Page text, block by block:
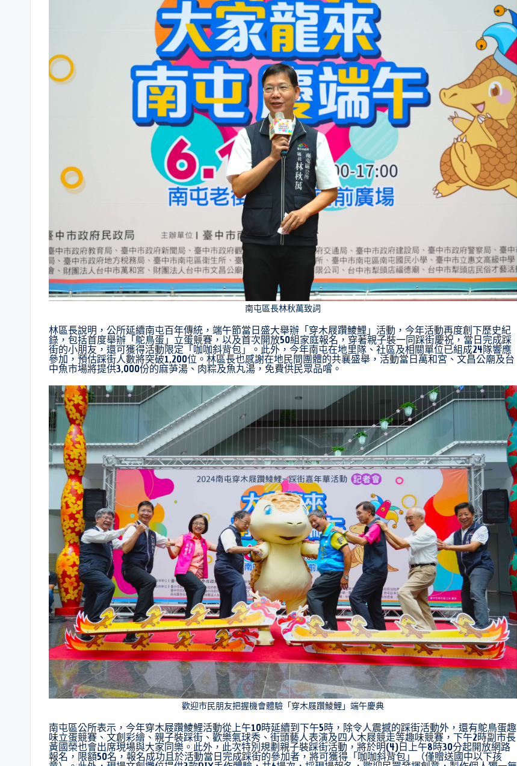
南屯區長林秋萬致詞
林區長說明，公所延續南屯百年傳統，端午節當日盛大舉辦「穿木屐躦鯪鯉」活動，今年活動再度創下歷史紀
錄，包括首度舉辦「鴕鳥蛋」立蛋競賽，以及首次開放50組家庭報名，穿著親子裝一同踩街慶祝，當日完成踩
街的小朋友，還可獲得活動限定「咖咖斜背包」。此外，今年南屯在地里隊、社區及相關單位已組成24隊響應
參加，預估踩街人數將突破1,200位。林區長也感謝在地民間團體的共襄盛舉，活動當日萬和宮、文昌公廟及台
中魚市場將提供3,000份的麻芛湯、肉粽及魚丸湯，免費供民眾品嚐。
歡迎市民朋友把握機會體驗「穿木屐躦鯪鯉」端午慶典
南屯區公所表示，今年穿木屐躦鯪鯉活動從上午10時延續到下午5時，除令人震撼的踩街活動外，還有鴕鳥蛋趣
味立蛋競賽、文創彩繪、親子裝踩街、歡樂氣球秀、街頭藝人表演及四人木屐競走等趣味競賽，下午2時副市長
黃國榮也會出席現場與大家同樂。此外，此次特別規劃親子裝踩街活動，將於明(4)日上午8時30分起開放網路
報名，限額50名，報名成功且於活動當日完成踩街的參加者，將可獲得「咖咖斜背包」（僅贈送國中以下孩